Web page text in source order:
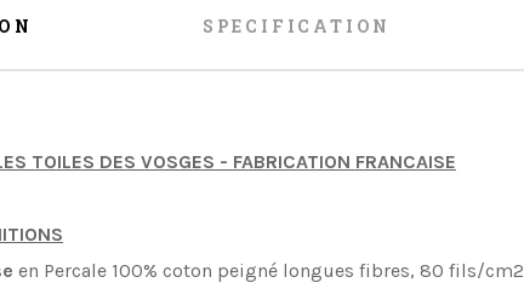
SPECIFICATION
TOILES DES VOSGES - FABRICATION FRANCAISE
en Percale 100% coton peigné longues fibres, 80 fils/cm2